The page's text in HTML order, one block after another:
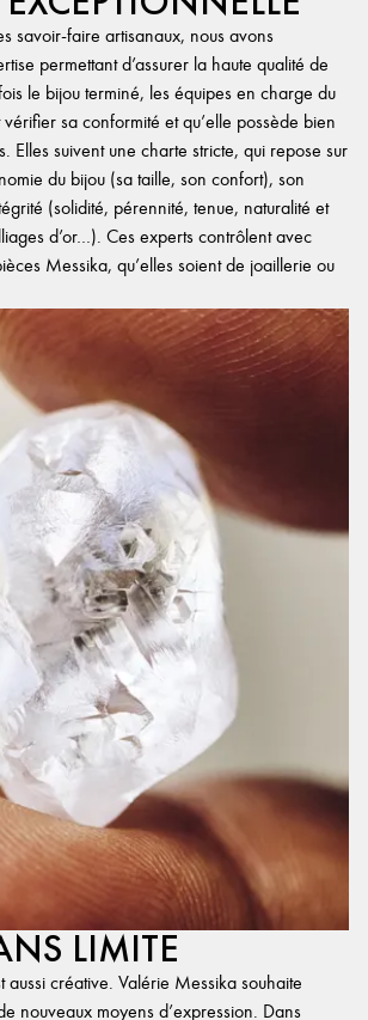
savoir-faire artisanaux, nous avons
permettant d’assurer la haute qualité de
le bijou terminé, les équipes en charge du
sa conformité et qu’elle possède bien
Elles suivent une charte stricte, qui repose sur
du bijou (sa taille, son confort), son
(solidité, pérennité, tenue, naturalité et
d’or…). Ces experts contrôlent avec
Messika, qu’elles soient de joaillerie ou
LIMITE
aussi créative. Valérie Messika souhaite
nouveaux moyens d’expression. Dans